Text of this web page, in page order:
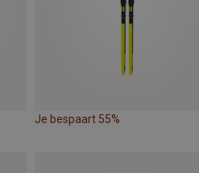
Je bespaart 55%